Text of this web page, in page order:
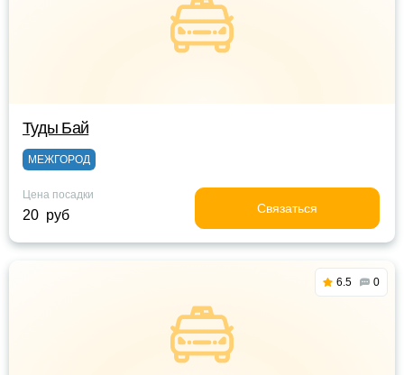
Туды Бай
МЕЖГОРОД
Цена посадки
20 руб Связаться
6.5 0